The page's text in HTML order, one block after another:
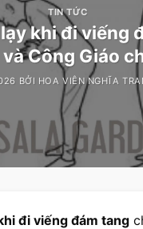
TIN TỨC
khi đi viếng
Công Giáo
BỞI HOA VIÊN NGHĨA
đi viếng đám tang